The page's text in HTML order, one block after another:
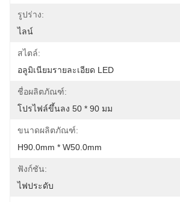
รูปร่าง:
ไลน์
สไตล์:
อลูมิเนียมรายละเอียด LED
ชื่อผลิตภัณฑ์:
โปรไฟล์ขึ้นลง 50 * 90 มม
ขนาดผลิตภัณฑ์:
H90.0mm * W50.0mm
ฟังก์ชัน:
ไฟประดับ